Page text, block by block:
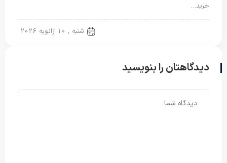
خرید…
شنبه , 10 ژانویه 2026
دیدگاهتان را بنویسید